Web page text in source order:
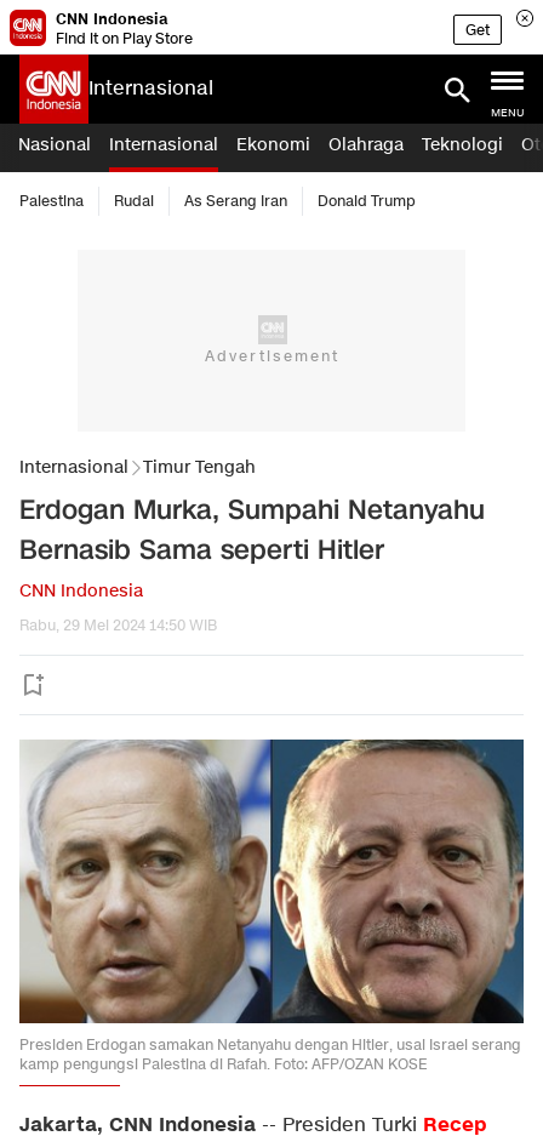
CNN Indonesia
Find it on Play Store
Get
Internasional
MENU
Nasional Internasional Ekonomi Olahraga Teknologi
Palestina Rudal As Serang Iran Donald Trump
Internasional Timur Tengah
Erdogan Murka, Sumpahi Netanyahu
Bernasib Sama seperti Hitler
CNN Indonesia
Rabu, 29 Mei 2024 14:50 WIB
Presiden Erdogan samakan Netanyahu dengan Hitler, usai Israel serang
kamp pengungsi Palestina di Rafah. Foto: AFP/OZAN KOSE
Jakarta, CNN Indonesia -- Presiden Turki Recep